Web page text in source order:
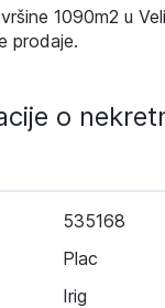
1090m2 u
prodaje.
o
535168
Plac
Irig